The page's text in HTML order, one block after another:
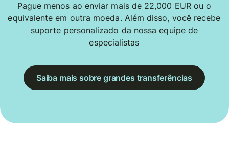
Pague menos ao enviar mais de 22,000 EUR ou o
equivalente em outra moeda. Além disso, você recebe
suporte personalizado da nossa equipe de
especialistas
Saiba mais sobre grandes transferências